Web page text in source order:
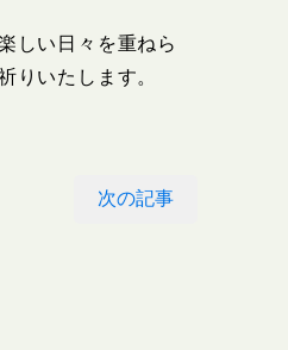
しい日々を重ねら
りいたします。
次の記事